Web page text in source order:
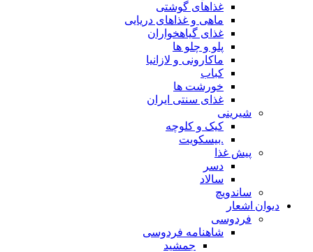
غذاهای گوشتی
ماهی و غذاهای دریایی
غذای گیاهخواران
پلو و چلو ها
ماکارونی و لازانیا
کباب
خورشت ها
غذای سنتی ایران
شیرینی
کیک و کلوچه
.بیسکویت
پیش غذا
دسر
سالاد
ساندویچ
دیوان اشعار
فردوسی
شاهنامه فردوسی
جمشید